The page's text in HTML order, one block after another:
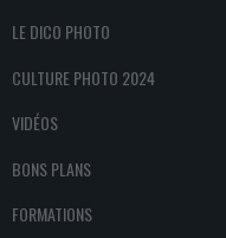
LE DICO PHOTO
CULTURE PHOTO 2024
VIDÉOS
BONS PLANS
FORMATIONS